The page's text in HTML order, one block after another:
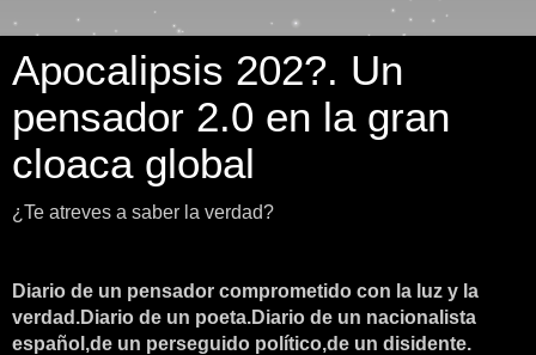
Apocalipsis 202?. Un
pensador 2.0 en la gran
cloaca global
¿Te atreves a saber la verdad?
Diario de un pensador comprometido con la luz y la
verdad.Diario de un poeta.Diario de un nacionalista
español,de un perseguido político,de un disidente.